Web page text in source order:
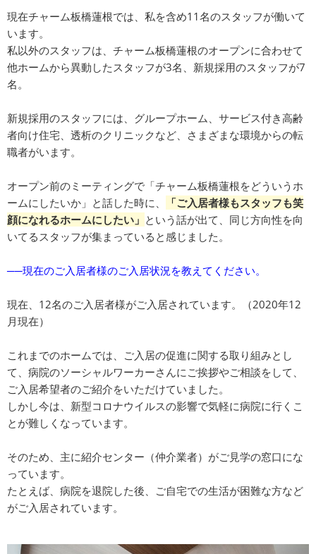
現在チャーム板橋蓮根では、私を含め11名のスタッフが働いて
います。
私以外のスタッフは、チャーム板橋蓮根のオープンに合わせて
他ホームから異動したスタッフが3名、新規採用のスタッフが7
名。
新規採用のスタッフには、グループホーム、サービス付き高齢
者向け住宅、透析のクリニックなど、さまざまな環境からの転
職者がいます。
オープン前のミーティングで「チャーム板橋蓮根をどういうホ
ームにしたいか」と話した時に、
「ご入居者様もスタッフも笑
顔になれるホームにしたい」 という話が出て、同じ方向性を向
いてるスタッフが集まっていると感じました。
──現在のご入居者様のご入居状況を教えてください。
現在、12名のご入居者様がご入居されています。（2020年12
月現在）
これまでのホームでは、ご入居の促進に関する取り組みとし
て、病院のソーシャルワーカーさんにご挨拶やご相談をして、
ご入居希望者のご紹介をいただけていました。
しかし今は、新型コロナウイルスの影響で気軽に病院に行くこ
とが難しくなっています。
そのため、主に紹介センター（仲介業者）がご見学の窓口にな
っています。
たとえば、病院を退院した後、ご自宅での生活が困難な方など
がご入居されています。